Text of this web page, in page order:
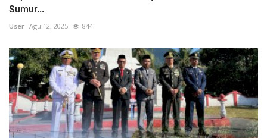
Sumur...
User Agu 12, 2025 844